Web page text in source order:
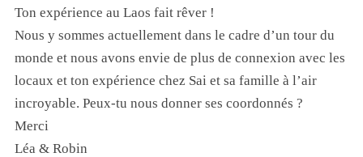
Ton expérience au Laos fait rêver !
Nous y sommes actuellement dans le cadre d’un tour du
monde et nous avons envie de plus de connexion avec les
locaux et ton expérience chez Sai et sa famille à l’air
incroyable. Peux-tu nous donner ses coordonnés ?
Merci
Léa & Robin